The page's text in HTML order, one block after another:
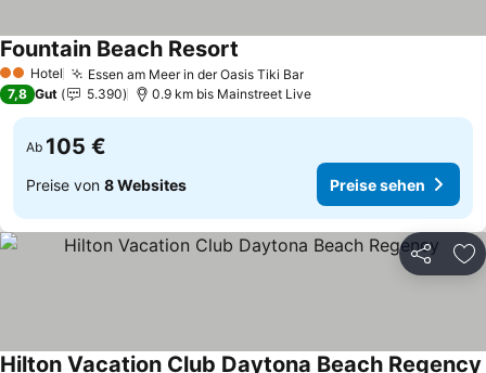
2 Sterne
Hotel Essen am Meer in der Oasis Tiki BarPreise sehen
Fountain Beach Resort
7,8 Gut 5.390 0.9 km bis Mainstreet Live
Ab 105 €
Preise von 8 Websites Preise sehen
Teilen
Hilton Vacation Club Daytona Beach Regency